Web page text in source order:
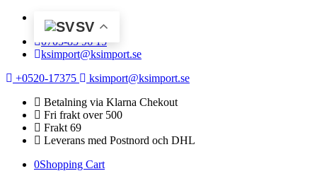
SV
0705-85 96 15
ksimport@ksimport.se
+0520-17375
ksimport@ksimport.se
Betalning via Klarna Chekout
Fri frakt over 500
Frakt 69
Leverans med Postnord och DHL
0Shopping Cart